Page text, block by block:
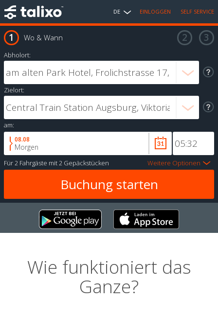
DE EINLOGGEN SELF SERVICE
Wo & Wann
Abholort:
Zielort:
am:
08.08
Morgen
Für2 Fahrgäste mit2 Gepäckstücken Weitere Optionen
Wie funktioniert das
Ganze?